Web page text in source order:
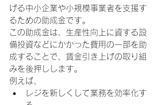
げる中小企業や小規模事業者を支援す
るための助成金です。
この助成金は、生産性向上に資する設
備投資などにかかった費用の一部を助
成することで、賃金引き上げの取り組
みを後押しします。
例えば、
レジを新しくして業務を効率化す